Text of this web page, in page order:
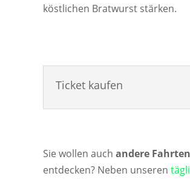
köstlichen Bratwurst stärken.
Ticket kaufen
Sie wollen auch andere Fahrten
entdecken? Neben unseren